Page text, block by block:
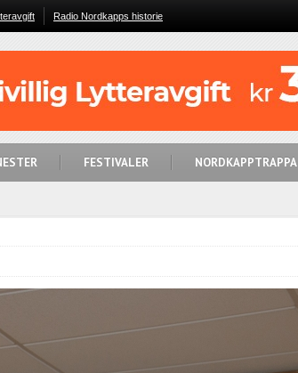
Radio Nordkapps historie
FESTIVALER NORDKAPPTRAPPA